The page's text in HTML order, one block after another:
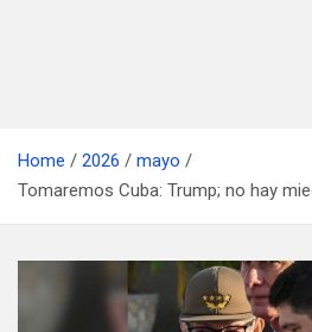
Home 2026
mayo
Tomaremos Cuba: Trump; no hay